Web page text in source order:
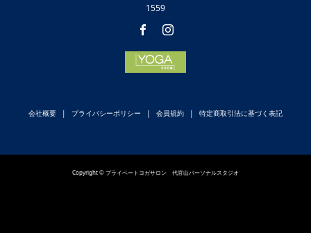
1559
会社概要 プライバシーポリシー 会員規約 特定商取引法に基づく表記
Copyright © プライベートヨガサロン 代官山パーソナルスタジオ